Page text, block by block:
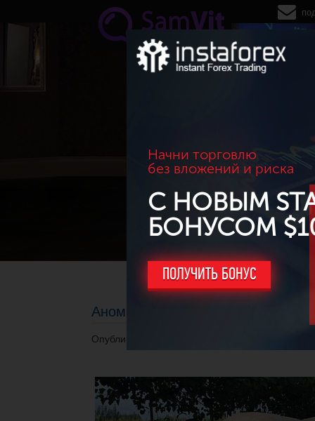
Перейти к основному содержанию
Начни торговлю
без вложений и риска
С НОВЫМ
БОНУСОМ
ПОЛУЧИТЬ БОНУС
Аномалия на рынке природного
Опубликовано 30.12.2022 в 04:37.